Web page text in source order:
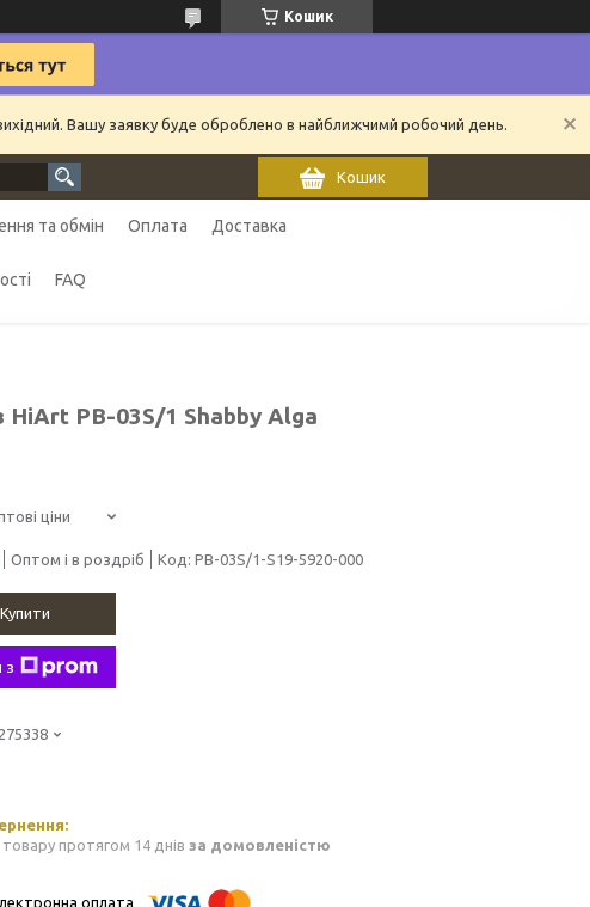
Кошик
Вашу заявку буде оброблено в найближчимй робочий день.
Кошик
та обмін Оплата Доставка
FAQ
PB-03S/1 Shabby Alga
ціни
Оптом і в роздріб Код: PB-03S/1-S19-5920-000
Купити
з
протягом 14 днів за домовленістю